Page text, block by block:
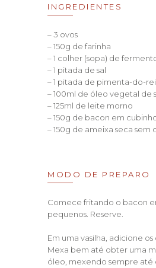
INGREDIENTES
– 3 ovos
– 150g de farinha
– 1 colher (sopa) de
– 1 pitada de sal
– 1 pitada de pimenta-do-
– 100ml de óleo vegetal de
– 125ml de leite morno
– 150g de bacon em
– 150g de ameixa seca
MODO DE PREPARO
Comece fritando o bacon
pequenos. Reserve.
Em uma vasilha, adicione
Mexa bem até obter uma
óleo, mexendo sempre até